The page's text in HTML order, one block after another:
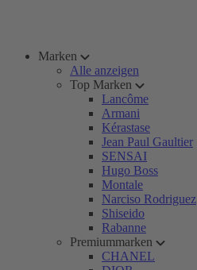
Marken
Alle anzeigen
Top Marken
Lancôme
Armani
Kérastase
Jean Paul Gaultier
SENSAI
Hugo Boss
Montale
Narciso Rodriguez
Shiseido
Rabanne
Premiummarken
CHANEL